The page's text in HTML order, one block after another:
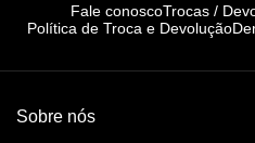
Fale conoscoTrocas /
Política de Troca e Devolução
Sobre nós